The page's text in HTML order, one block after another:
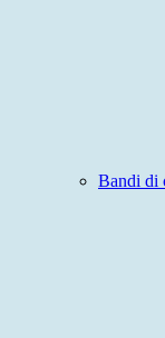
Bandi di